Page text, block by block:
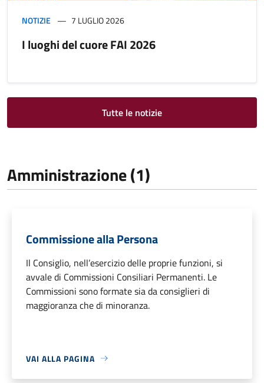
NOTIZIE 7 LUGLIO 2026
I luoghi del cuore FAI 2026
Tutte le notizie
Amministrazione (1)
Commissione alla Persona
Il Consiglio, nell’esercizio delle proprie funzioni, si
avvale di Commissioni Consiliari Permanenti. Le
Commissioni sono formate sia da consiglieri di
maggioranza che di minoranza.
VAI ALLA PAGINA